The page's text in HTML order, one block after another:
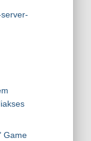
Game